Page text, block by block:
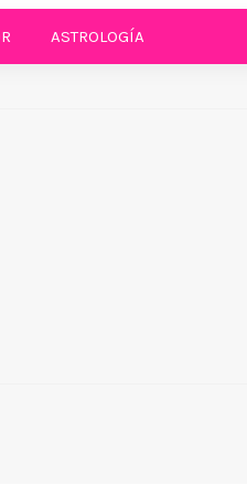
ASTROLOGÍA